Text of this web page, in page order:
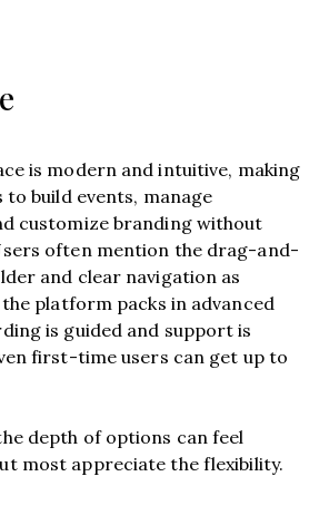
is modern and intuitive, making
build events, manage
customize branding without
often mention the drag-and-
and clear navigation as
platform packs in advanced
is guided and support is
first-time users can get up to
depth of options can feel
most appreciate the flexibility.